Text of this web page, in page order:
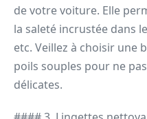
de votre voiture. Elle
la saleté incrustée dans
etc. Veillez à choisir une
poils souples pour ne
délicates.